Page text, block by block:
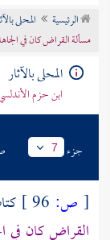
تراجم الأعلام
الرئيسية المحلى
مسألة القراض كان في
المحلى بالآثار
ابن حزم
جزء 7
[ ص:
القراض كان في